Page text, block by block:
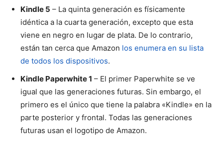
Kindle 5 – La quinta generación es físicamente
idéntica a la cuarta generación, excepto que esta
viene en negro en lugar de plata. De lo contrario,
están tan cerca que Amazon los enumera en su lista
de todos los dispositivos.
Kindle Paperwhite 1 – El primer Paperwhite se ve
igual que las generaciones futuras. Sin embargo, el
primero es el único que tiene la palabra «Kindle» en la
parte posterior y frontal. Todas las generaciones
futuras usan el logotipo de Amazon.